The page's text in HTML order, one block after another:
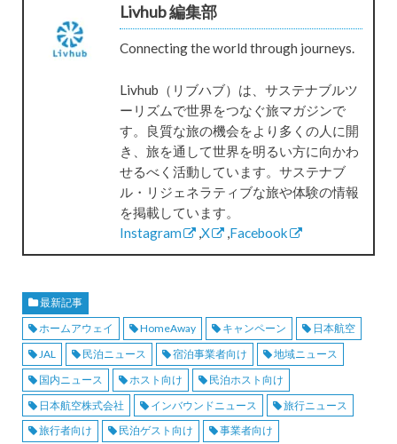
Livhub 編集部
Connecting the world through journeys.
Livhub（リブハブ）は、サステナブルツ
ーリズムで世界をつなぐ旅マガジンで
す。良質な旅の機会をより多くの人に開
き、旅を通して世界を明るい方に向かわ
せるべく活動しています。サステナブ
ル・リジェネラティブな旅や体験の情報
を掲載しています。
Instagram
,X ,Facebook
最新記事
ホームアウェイ
HomeAway キャンペーン
日本航空
JAL
民泊ニュース 宿泊事業者向け
地域ニュース
国内ニュース
ホスト向け
民泊ホスト向け
日本航空株式会社
インバウンドニュース
旅行ニュース
旅行者向け
民泊ゲスト向け 事業者向け